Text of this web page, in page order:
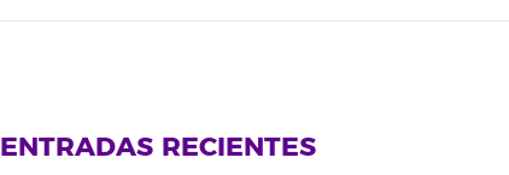
ENTRADAS RECIENTES